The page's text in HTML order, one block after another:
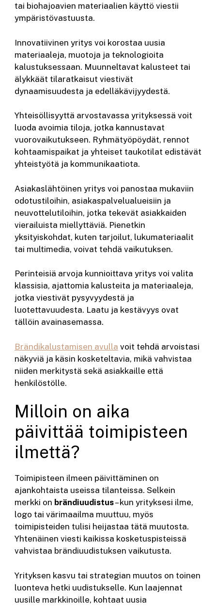
tai biohajoavien materiaalien käyttö viestii
ympäristövastuusta.
Innovatiivinen yritys voi korostaa uusia
materiaaleja, muotoja ja teknologioita
kalustuksessaan. Muunneltavat kalusteet tai
älykkäät tilaratkaisut viestivät
dynaamisuudesta ja edelläkävijyydestä.
Yhteisöllisyyttä arvostavassa yrityksessä voit
luoda avoimia tiloja, jotka kannustavat
vuorovaikutukseen. Ryhmätyöpöydät, rennot
kohtaamispaikat ja yhteiset taukotilat edistävät
yhteistyötä ja kommunikaatiota.
Asiakaslähtöinen yritys voi panostaa mukaviin
odotustiloihin, asiakaspalvelualueisiin ja
neuvottelutiloihin, jotka tekevät asiakkaiden
vierailuista miellyttäviä. Pienetkin
yksityiskohdat, kuten tarjoilut, lukumateriaalit
tai multimedia, voivat tehdä vaikutuksen.
Perinteisiä arvoja kunnioittava yritys voi valita
klassisia, ajattomia kalusteita ja materiaaleja,
jotka viestivät pysyvyydestä ja
luotettavuudesta. Laatu ja kestävyys ovat
tällöin avainasemassa.
Brändikalustamisen avulla voit tehdä arvoistasi
näkyviä ja käsin kosketeltavia, mikä vahvistaa
niiden merkitystä sekä asiakkaille että
henkilöstölle.
Milloin on aika
päivittää toimipisteen
ilmettä?
Toimipisteen ilmeen päivittäminen on
ajankohtaista useissa tilanteissa. Selkein
merkki on brändiuudistus– kun yrityksesi ilme,
logo tai värimaailma muuttuu, myös
toimipisteiden tulisi heijastaa tätä muutosta.
Yhtenäinen viesti kaikissa kosketuspisteissä
vahvistaa brändiuudistuksen vaikutusta.
Yrityksen kasvu tai strategian muutos on toinen
luonteva hetki uudistukselle. Kun laajennat
uusille markkinoille, kohtaat uusia